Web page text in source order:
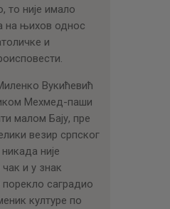
то није имало
на њихов однос
и
Вукићевић
Мехмед-паши
малом Бају, пре
везир српског
није
и у знак
саградио
културе по